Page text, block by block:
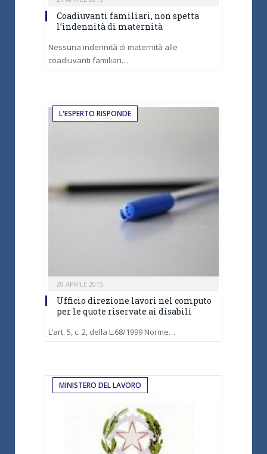
Coadiuvanti familiari, non spetta
l’indennità di maternità
Nessuna indennità di maternità alle
coadiuvanti familiari…
L'ESPERTO RISPONDE
20 APRILE 2015
Ufficio direzione lavori nel computo
per le quote riservate ai disabili
L’art. 5, c. 2, della L.68/1999 Norme…
MINISTERO DEL LAVORO